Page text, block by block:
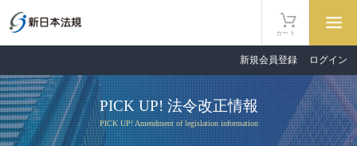
カート
新規会員登録 ログイン
PICK UP! 法令改正情報
PICK UP! Amendment of legislation information